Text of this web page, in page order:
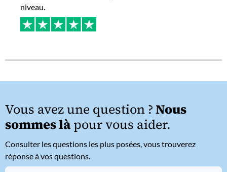
niveau.
Vous avez une question ?Nous
sommes làpour vous aider.
Consulter les questions les plus posées, vous trouverez
réponse à vos questions.